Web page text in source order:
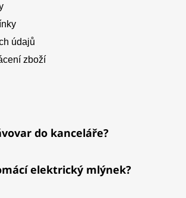
údajů
zboží
do kanceláře?
elektrický mlýnek?